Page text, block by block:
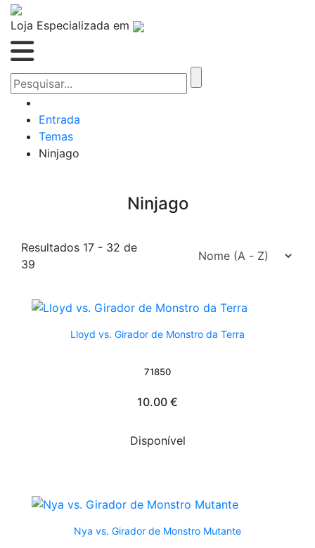
Loja Especializada em
Entrada
Temas
Ninjago
Ninjago
Resultados 17 - 32 de
39
Lloyd vs. Girador de Monstro da Terra
71850
10.00 €
Disponível
Nya vs. Girador de Monstro Mutante